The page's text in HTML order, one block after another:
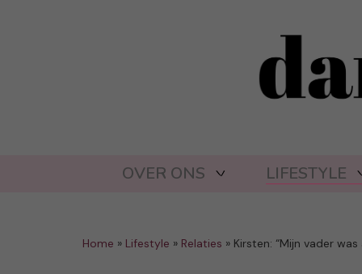
OVER ONS LIFESTYLE
Home » Lifestyle » Relaties » Kirsten: “Mijn vader